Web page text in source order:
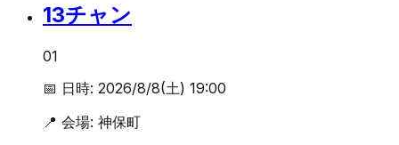
13チャン
01
📅 日時: 2026/8/8(土) 19:00
📍 会場: 神保町